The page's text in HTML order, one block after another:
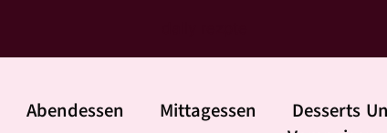
Abendessen Mittagessen Desserts